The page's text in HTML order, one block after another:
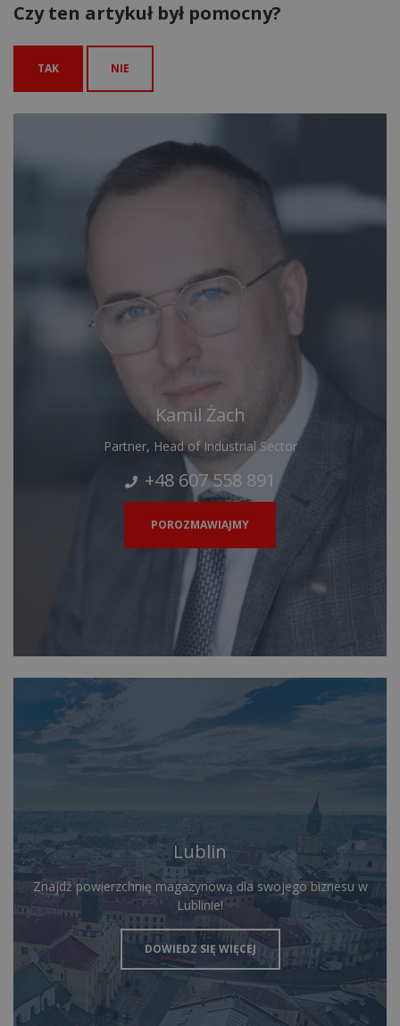
Czy ten artykuł był pomocny?
TAK NIE
Kamil Żach
Partner, Head of Industrial Sector
+48 607 558 891
POROZMAWIAJMY
Lublin
Znajdź powierzchnię magazynową dla swojego biznesu w
Lublinie!
DOWIEDZ SIĘ WIĘCEJ